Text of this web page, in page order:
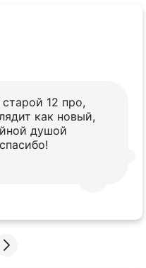
12 про,
как новый,
душой